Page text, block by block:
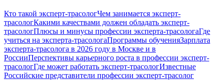
Кто такой эксперт-трасологЧем занимается эксперт-
трасологКакими качествами должен обладать эксперт-
трасологПлюсы и минусы профессии эксперта-трасологаГде
учиться на эксперта-трасологаПрограммы обученияЗарплата
эксперта-трасолога в 2026 году в Москве и в
РоссииПерспективы карьерного роста в профессии эксперт-
трасологГде может работать эксперт-трасологИзвестные
Российские представители профессии эксперт-трасолог